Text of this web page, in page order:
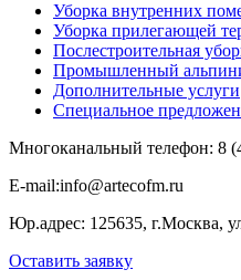
Уборка внутренних
Уборка прилегающей
Послестроительная
Промышленный
Дополнительные услуги
Специальное
Многоканальный телефон: 8
E-​mail:info@artecofm.ru
Юр.адрес: 125635, г.Москва,
Оставить заявку